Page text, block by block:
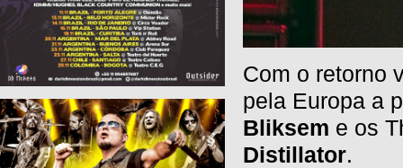
Com o retorno
pela Europa a
Bliksem e os
Distillator.